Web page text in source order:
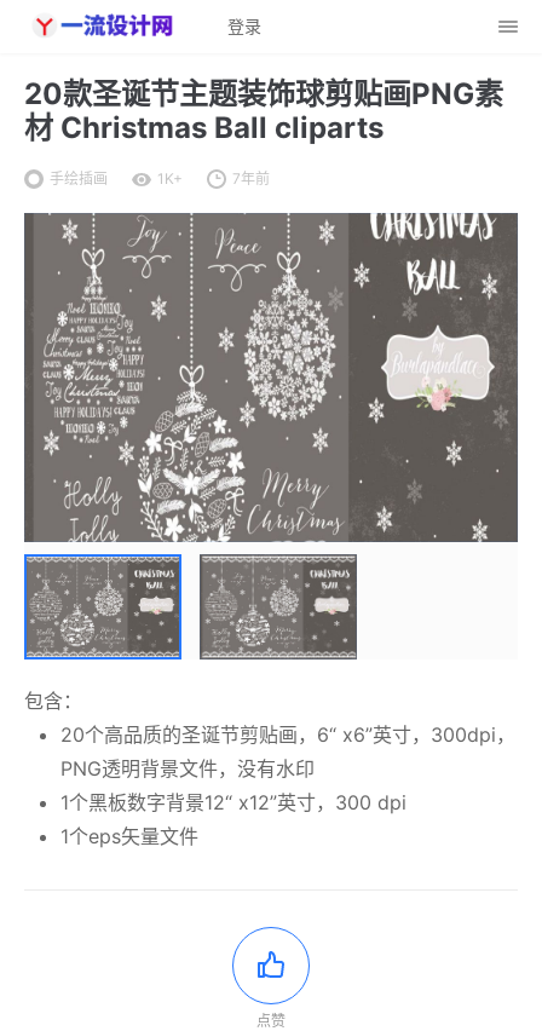
登录
20款圣诞节主题装饰球剪贴画PNG素
材 Christmas Ball cliparts
手绘插画 1K+ 7年前
包含：
20个高品质的圣诞节剪贴画，6“ x6”英寸，300dpi，
PNG透明背景文件，没有水印
1个黑板数字背景12“ x12”英寸，300 dpi
1个eps矢量文件
点赞